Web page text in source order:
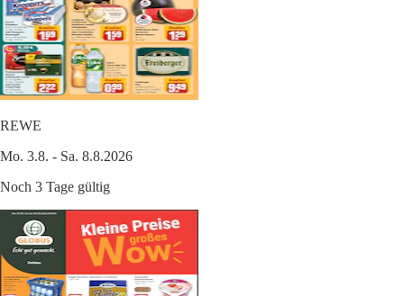
REWE
Mo. 3.8. - Sa. 8.8.2026
Noch 3 Tage gültig